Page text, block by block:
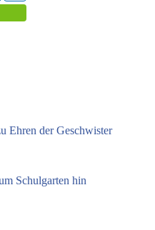
Ehren der Geschwister
Schulgarten hin